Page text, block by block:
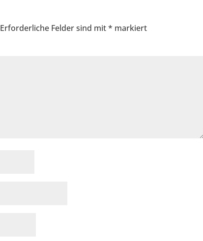
Erforderliche Felder sind mit* markiert